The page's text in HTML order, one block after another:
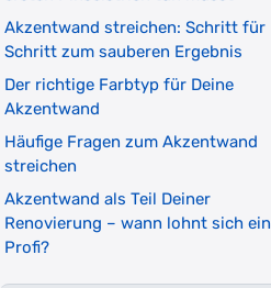
Akzentwand streichen: Schritt für
Schritt zum sauberen Ergebnis
Der richtige Farbtyp für Deine
Akzentwand
Häufige Fragen zum Akzentwand
streichen
Akzentwand als Teil Deiner
Renovierung – wann lohnt sich ein
Profi?